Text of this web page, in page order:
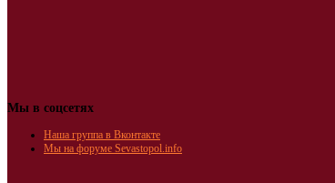
Мы в соцсетях
Наша группа в Вконтакте
Мы на форуме Sevastopol.info